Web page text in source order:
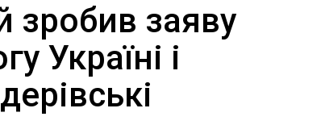
зробив заяву
Україні і